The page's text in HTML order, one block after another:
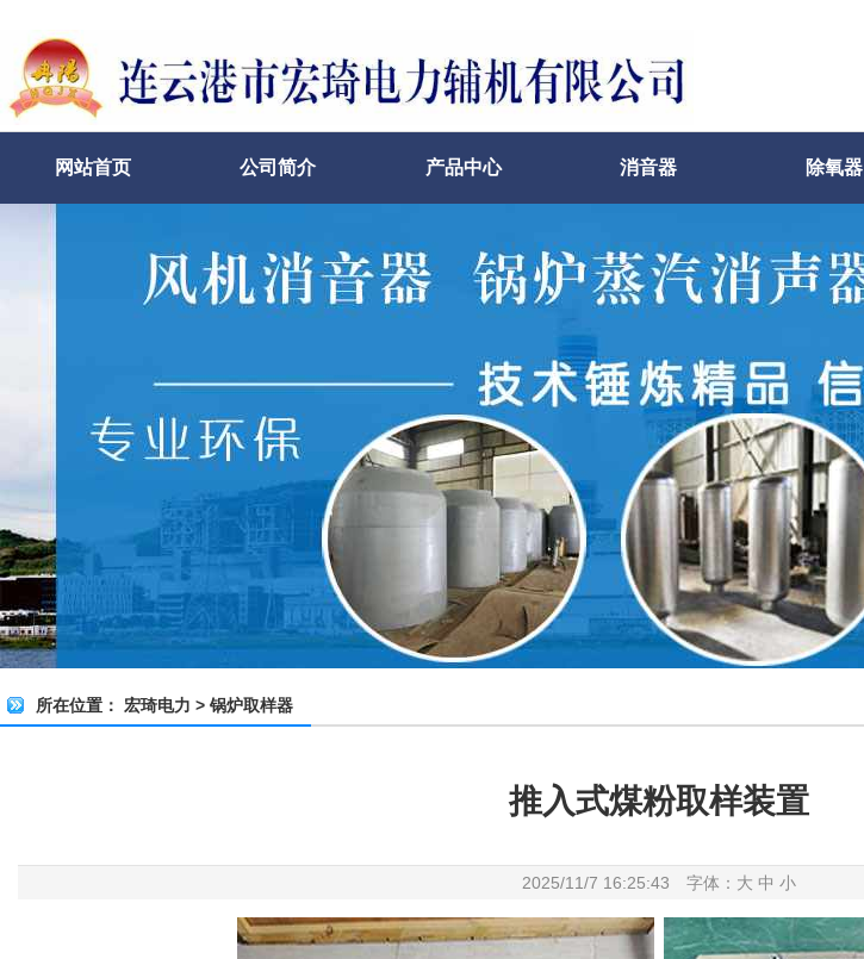
网站首页 公司简介 产品中心 消音器 除氧器
所在位置： 宏琦电力 > 锅炉取样器
推入式煤粉取样装置
2025/11/7 16:25:43 字体： 大 中 小